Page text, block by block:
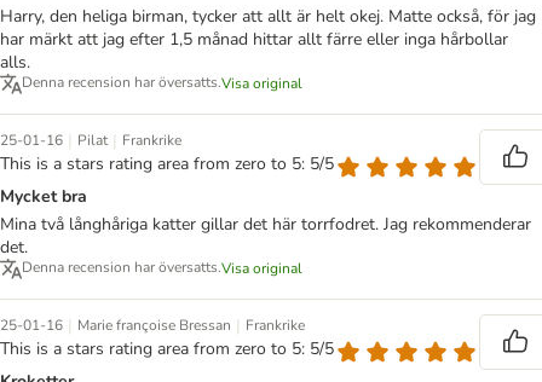
Harry, den heliga birman, tycker att allt är helt okej. Matte också, för jag
har märkt att jag efter 1,5 månad hittar allt färre eller inga hårbollar
alls.
Denna recension har översatts.Visa original
25-01-16 | Pilat | Frankrike
This is a stars rating area from zero to 5: 5/5
Mycket bra
Mina två långhåriga katter gillar det här torrfodret. Jag rekommenderar
det.
Denna recension har översatts.Visa original
25-01-16 | Marie françoise Bressan | Frankrike
This is a stars rating area from zero to 5: 5/5